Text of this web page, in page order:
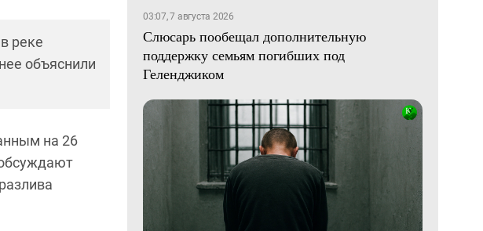
реке
объяснили
на 26
03:07, 7 августа 2026
Слюсарь пообещал дополнительную
поддержку семьям погибших под
Геленджиком